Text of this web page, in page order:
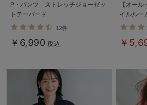
P・パンツ ストレッチジョーゼッ
トテーパード
12件
￥6,990 税込
【オー
イルル
乳パジャ
￥